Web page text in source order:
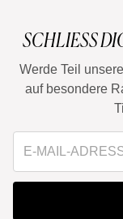
SCHLIESS
Werde Teil
auf besondere